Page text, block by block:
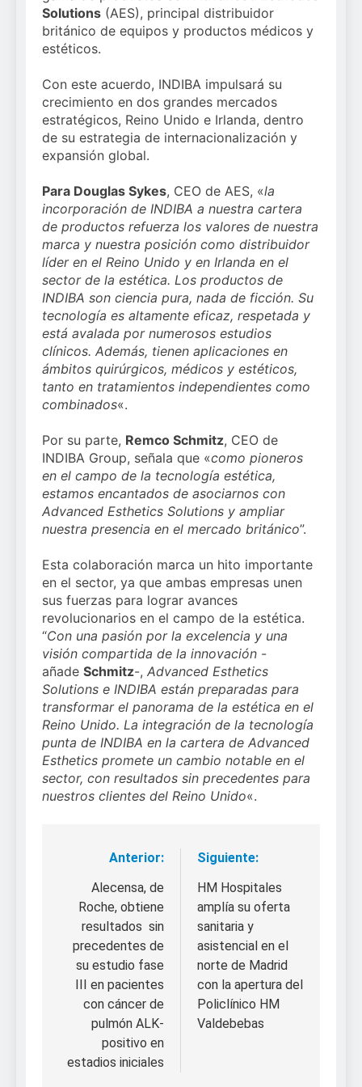
y modernización para el
SNS
llega al verano: por qué
el magnesio es clave
para el bienestar
3 Semanas Atrás
Sanidad publica el
situación de las TCAE
en España
3 Semanas Atrás
Solutions (AES), principal distribuidor
británico de equipos y productos médicos y
estéticos.
Con este acuerdo, INDIBA impulsará su
crecimiento en dos grandes mercados
estratégicos, Reino Unido e Irlanda, dentro
de su estrategia de internacionalización y
expansión global.
Para Douglas Sykes, CEO de AES, «la
incorporación de INDIBA a nuestra cartera
de productos refuerza los valores de nuestra
marca y nuestra posición como distribuidor
líder en el Reino Unido y en Irlanda en el
sector de la estética. Los productos de
INDIBA son ciencia pura, nada de ficción. Su
tecnología es altamente eficaz, respetada y
está avalada por numerosos estudios
clínicos. Además, tienen aplicaciones en
ámbitos quirúrgicos, médicos y estéticos,
tanto en tratamientos independientes como
combinados«.
Por su parte, Remco Schmitz, CEO de
INDIBA Group, señala que «como pioneros
en el campo de la tecnología estética,
estamos encantados de asociarnos con
Advanced Esthetics Solutions y ampliar
nuestra presencia en el mercado británico”.
Esta colaboración marca un hito importante
en el sector, ya que ambas empresas unen
sus fuerzas para lograr avances
revolucionarios en el campo de la estética.
“Con una pasión por la excelencia y una
visión compartida de la innovación -
añade Schmitz-, Advanced Esthetics
Solutions e INDIBA están preparadas para
transformar el panorama de la estética en el
Reino Unido. La integración de la tecnología
punta de INDIBA en la cartera de Advanced
Esthetics promete un cambio notable en el
sector, con resultados sin precedentes para
nuestros clientes del Reino Unido«.
Navegación
entradas
Anterior:
Alecensa, de
Roche, obtiene
resultados sin
precedentes de
su estudio fase
III en pacientes
con cáncer de
pulmón ALK-
positivo en
estadios iniciales
Siguiente:
HM Hospitales
amplía su oferta
sanitaria y
asistencial en el
norte de Madrid
con la apertura del
Policlínico HM
Valdebebas